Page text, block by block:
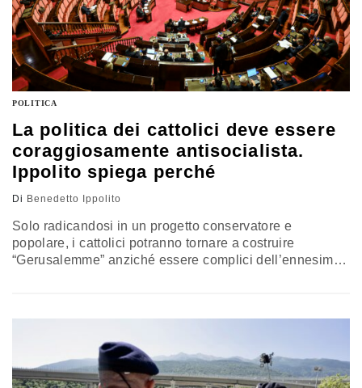
POLITICA
La politica dei cattolici deve essere
coraggiosamente antisocialista.
Ippolito spiega perché
Di Benedetto Ippolito
Solo radicandosi in un progetto conservatore e
popolare, i cattolici potranno tornare a costruire
“Gerusalemme” anziché essere complici dell’ennesima